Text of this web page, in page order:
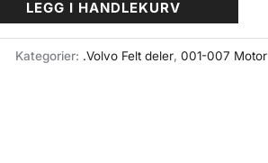
LEGG I HANDLEKURV
Kategorier: .Volvo Felt deler,001-007 Motor